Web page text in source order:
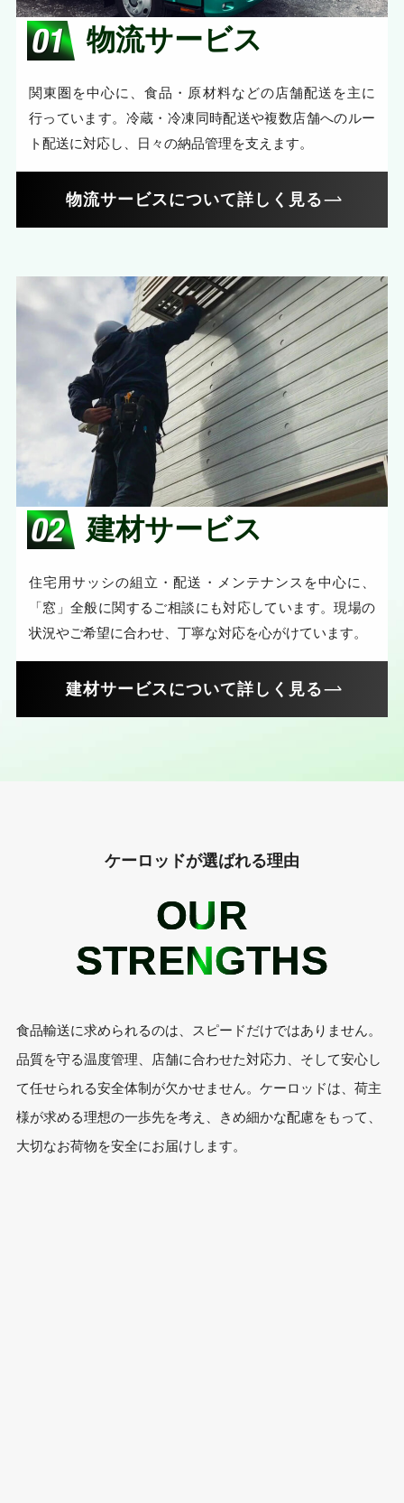
物流サービス
関東圏を中心に、食品・原材料などの店舗配送を主に
行っています。冷蔵・冷凍同時配送や複数店舗へのルー
ト配送に対応し、日々の納品管理を支えます。
物流サービスについて詳しく見る
建材サービス
住宅用サッシの組立・配送・メンテナンスを中心に、
「窓」全般に関するご相談にも対応しています。現場の
状況やご希望に合わせ、丁寧な対応を心がけています。
建材サービスについて詳しく見る
ケーロッドが選ばれる理由
OUR
STRENGTHS
食品輸送に求められるのは、スピードだけではありません。
品質を守る温度管理、店舗に合わせた対応力、そして安心し
て任せられる安全体制が欠かせません。ケーロッドは、荷主
様が求める理想の一歩先を考え、きめ細かな配慮をもって、
大切なお荷物を安全にお届けします。